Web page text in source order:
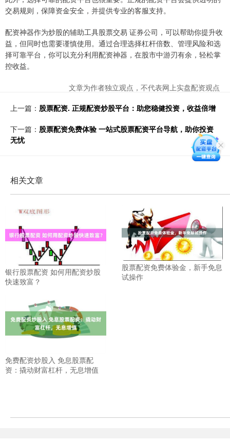
交易规则，保障资金安全，并提供专业的客服支持。
配资神器作为炒股的辅助工具股票交易 证券公司，可以帮助你提升收
益，但同时也需要谨慎使用。通过合理选择杠杆倍数、管理风险和选
择可靠平台，你可以充分利用配资神器，在股市中游刃有余，轻松掌
控收益。
文章为作者独立观点，不代表网上实盘配资观点
上一篇： 股票配资. 正规配资炒股平台：助您稳健投资，收益倍增
下一篇： 股票配资免费体验 一站式股票配资平台导航，助你投资
无忧
相关文章
银行股票配资 如何用配资炒股
快速致富？
股票配资免费体验金，新手免息
试操作
免费配资炒股入 免息股票配
资：撬动财富杠杆，无息增值